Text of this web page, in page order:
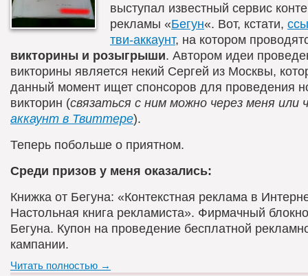
выступал известный сервис
рекламы «Бегун«. Вот, кстати,
тви-аккаунт, на котором
викторины и розыгрыши. Автором идеи
викторины является некий Сергей из Москвы,
данный момент ищет спонсоров для проведения
викторин (связаться с ним можно через меня или
аккаунт в Твиттере).
Теперь побольше о приятном.
Среди призов у меня оказались:
Книжка от Бегуна: «Контекстная реклама в
Настольная книга рекламиста». Фирмачный
Бегуна. Купон на проведение бесплатной
кампании.
Читать полностью →